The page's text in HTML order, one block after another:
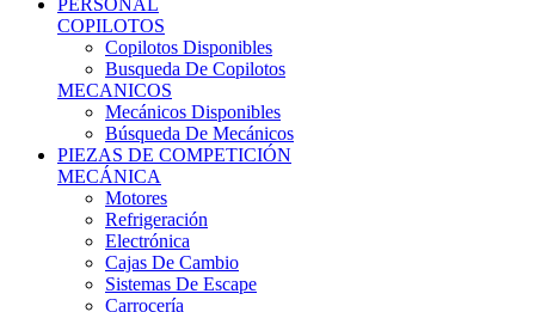
Copilotos Disponibles
Busqueda De Copilotos
MECANICOS
Mecánicos Disponibles
Búsqueda De Mecánicos
PIEZAS DE COMPETICIÓN
MECÁNICA
Motores
Refrigeración
Electrónica
Cajas De Cambio
Sistemas De Escape
Carrocería
Depositos